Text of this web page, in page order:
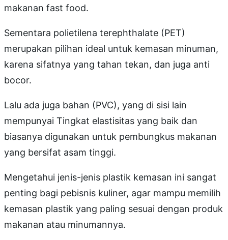
makanan fast food.
Sementara polietilena terephthalate (PET)
merupakan pilihan ideal untuk kemasan minuman,
karena sifatnya yang tahan tekan, dan juga anti
bocor.
Lalu ada juga bahan (PVC), yang di sisi lain
mempunyai Tingkat elastisitas yang baik dan
biasanya digunakan untuk pembungkus makanan
yang bersifat asam tinggi.
Mengetahui jenis-jenis plastik kemasan ini sangat
penting bagi pebisnis kuliner, agar mampu memilih
kemasan plastik yang paling sesuai dengan produk
makanan atau minumannya.